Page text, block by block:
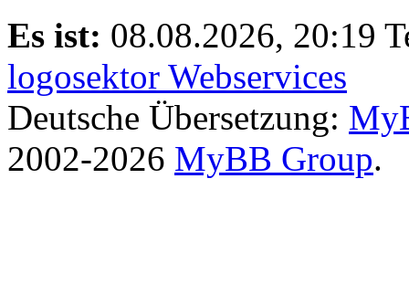
Es ist: 08.08.2026, 20:19
logosektor Webservices
Deutsche Übersetzung:
2002-2026 MyBB Group.